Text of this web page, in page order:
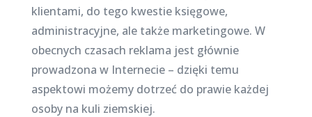
klientami, do tego kwestie księgowe,
administracyjne, ale także marketingowe. W
obecnych czasach reklama jest głównie
prowadzona w Internecie – dzięki temu
aspektowi możemy dotrzeć do prawie każdej
osoby na kuli ziemskiej.